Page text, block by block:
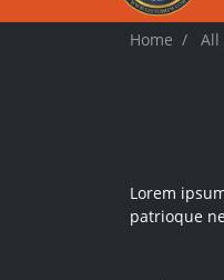
Home All
Lorem
patrioque